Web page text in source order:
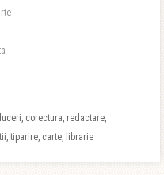
corectura, redactare,
tiparire, carte, librarie